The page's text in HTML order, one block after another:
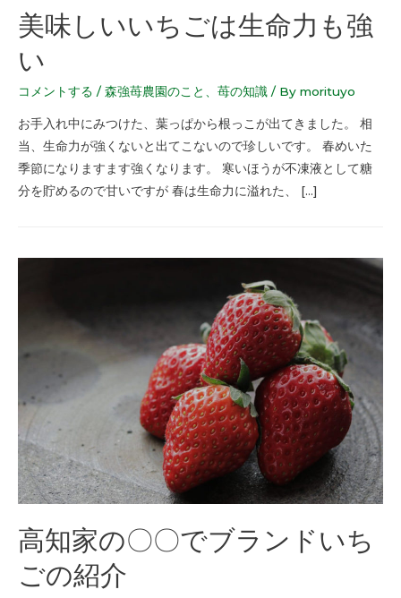
美味しいいちごは生命力も強
い
コメントする / 森強苺農園のこと 苺の知識 / By morituyo
お手入れ中にみつけた、葉っぱから根っこが出てきました。 相
当、生命力が強くないと出てこないので珍しいです。 春めいた
季節になりますます強くなります。 寒いほうが不凍液として糖
分を貯めるので甘いですが 春は生命力に溢れた、 […]
高知家の〇〇でブランドいち
ごの紹介